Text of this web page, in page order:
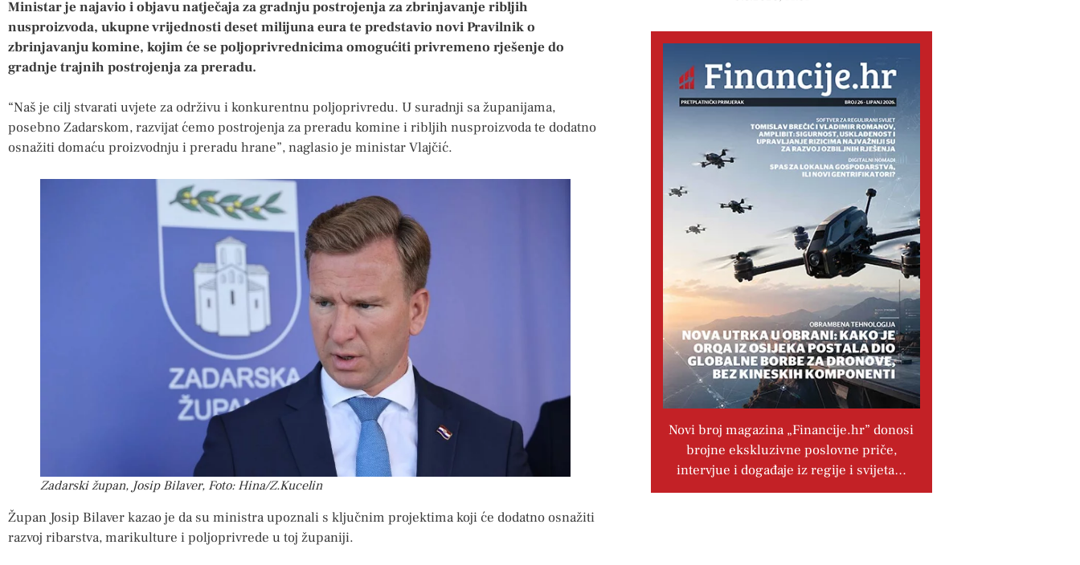
Ministar je najavio i objavu natječaja za gradnju postrojenja za zbrinjavanje ribljih
nusproizvoda, ukupne vrijednosti deset milijuna eura te predstavio novi Pravilnik o
zbrinjavanju komine, kojim će se poljoprivrednicima omogućiti privremeno rješenje do
gradnje trajnih postrojenja za preradu.
“Naš je cilj stvarati uvjete za održivu i konkurentnu poljoprivredu. U suradnji sa županijama,
posebno Zadarskom, razvijat ćemo postrojenja za preradu komine i ribljih nusproizvoda te dodatno
osnažiti domaću proizvodnju i preradu hrane”, naglasio je ministar Vlajčić.
Zadarski župan, Josip Bilaver, Foto: Hina/Z.Kucelin
Župan Josip Bilaver kazao je da su ministra upoznali s ključnim projektima koji će dodatno osnažiti
razvoj ribarstva, marikulture i poljoprivrede u toj županiji.
Novi broj magazina „Financije.hr” donosi
brojne ekskluzivne poslovne priče,
intervjue i događaje iz regije i svijeta…